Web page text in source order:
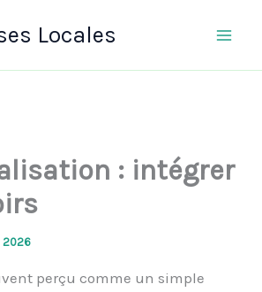
Locales
: intégrer
2026
perçu comme un simple